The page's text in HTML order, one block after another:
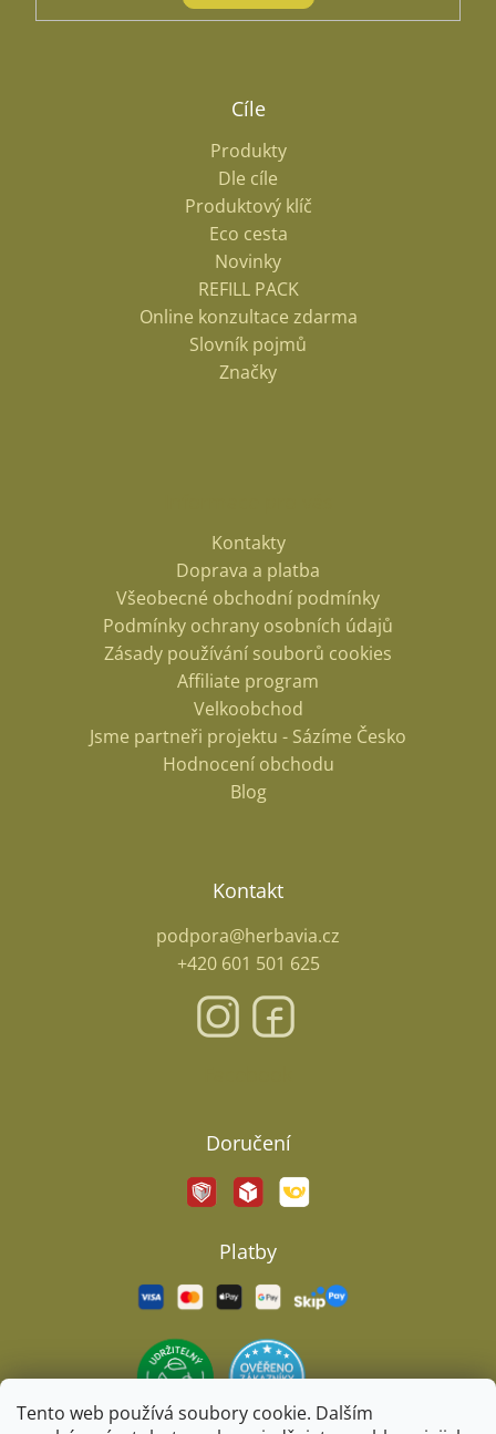
Tento web používá soubory cookie. Dalším
Cíle
Produkty
Dle cíle
Produktový klíč
Eco cesta
Novinky
REFILL PACK
Online konzultace zdarma
Slovník pojmů
Značky
Kontakty
Doprava a platba
Všeobecné obchodní podmínky
Podmínky ochrany osobních údajů
Zásady používání souborů cookies
Affiliate program
Velkoobchod
Jsme partneři projektu - Sázíme Česko
Hodnocení obchodu
Blog
Kontakt
podpora@herbavia.cz
+420 601 501 625
Doručení
Platby